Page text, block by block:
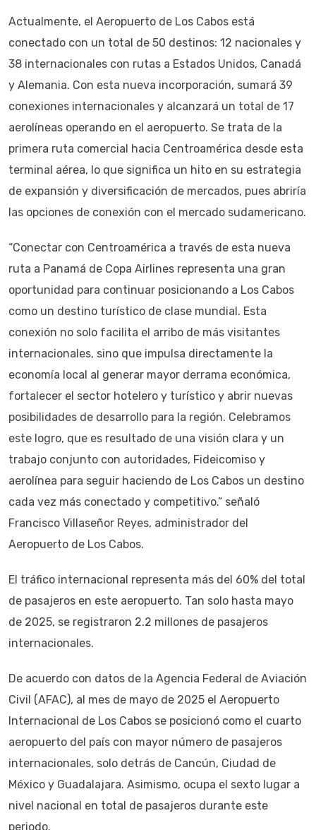
Actualmente, el Aeropuerto de Los Cabos está
conectado con un total de 50 destinos: 12 nacionales y
38 internacionales con rutas a Estados Unidos, Canadá
y Alemania. Con esta nueva incorporación, sumará 39
conexiones internacionales y alcanzará un total de 17
aerolíneas operando en el aeropuerto. Se trata de la
primera ruta comercial hacia Centroamérica desde esta
terminal aérea, lo que significa un hito en su estrategia
de expansión y diversificación de mercados, pues abriría
las opciones de conexión con el mercado sudamericano.
“Conectar con Centroamérica a través de esta nueva
ruta a Panamá de Copa Airlines representa una gran
oportunidad para continuar posicionando a Los Cabos
como un destino turístico de clase mundial. Esta
conexión no solo facilita el arribo de más visitantes
internacionales, sino que impulsa directamente la
economía local al generar mayor derrama económica,
fortalecer el sector hotelero y turístico y abrir nuevas
posibilidades de desarrollo para la región. Celebramos
este logro, que es resultado de una visión clara y un
trabajo conjunto con autoridades, Fideicomiso y
aerolínea para seguir haciendo de Los Cabos un destino
cada vez más conectado y competitivo.” señaló
Francisco Villaseñor Reyes, administrador del
Aeropuerto de Los Cabos.
El tráfico internacional representa más del 60% del total
de pasajeros en este aeropuerto. Tan solo hasta mayo
de 2025, se registraron 2.2 millones de pasajeros
internacionales.
De acuerdo con datos de la Agencia Federal de Aviación
Civil (AFAC), al mes de mayo de 2025 el Aeropuerto
Internacional de Los Cabos se posicionó como el cuarto
aeropuerto del país con mayor número de pasajeros
internacionales, solo detrás de Cancún, Ciudad de
México y Guadalajara. Asimismo, ocupa el sexto lugar a
nivel nacional en total de pasajeros durante este
periodo.